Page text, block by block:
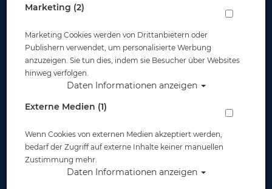
Schnorchelhalter - VERVE - ESCAPE -
SPECTRA - SPECTRA DRY
Artikelnr.: scu-26712104
Marketing (2)
Marketing Cookies werden von Drittanbietern oder
Publishern verwendet, um personalisierte Werbung
anzuzeigen. Sie tun dies, indem sie Besucher über Websites
hinweg verfolgen.
Daten Informationen anzeigen
Externe Medien (1)
Wenn Cookies von externen Medien akzeptiert werden,
bedarf der Zugriff auf externe Inhalte keiner manuellen
Zustimmung mehr.
Daten Informationen anzeigen